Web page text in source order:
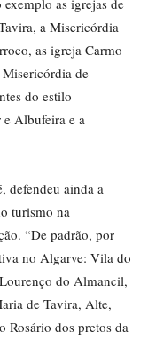
as igrejas de
a Misericórdia
as igreja Carmo
Misericórdia de
do estilo
Albufeira e a
defendeu ainda a
turismo na
“De padrão, por
no Algarve: Vila do
do Almancil,
de Tavira, Alte,
Rosário dos pretos da